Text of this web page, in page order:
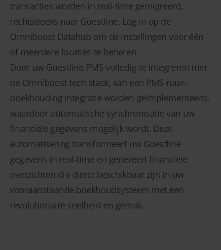
transacties worden in real-time gemigreerd,
rechtstreeks naar Guestline. Log in op de
Omniboost Datahub om de instellingen voor één
of meerdere locaties te beheren.
Door uw Guestline PMS volledig te integreren met
de Omniboost tech stack, kan een PMS-naar-
boekhouding integratie worden geïmplementeerd,
waardoor automatische synchronisatie van uw
financiële gegevens mogelijk wordt. Deze
automatisering transformeert uw Guestline-
gegevens in real-time en genereert financiële
overzichten die direct beschikbaar zijn in uw
vooraanstaande boekhoudsysteem met een
revolutionaire snelheid en gemak.